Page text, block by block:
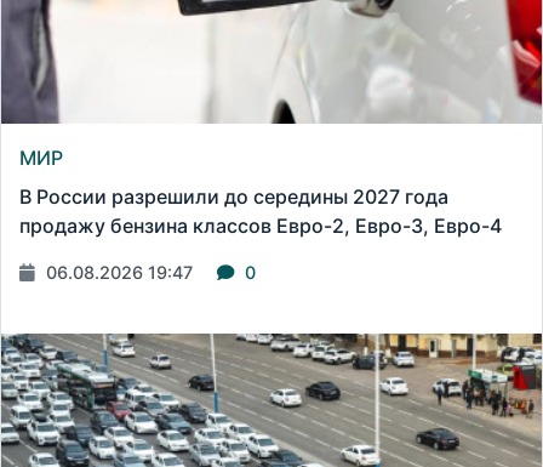
МИР
В России разрешили до середины 2027 года
продажу бензина классов Евро-2, Евро-3, Евро-4
06.08.2026 19:47 0